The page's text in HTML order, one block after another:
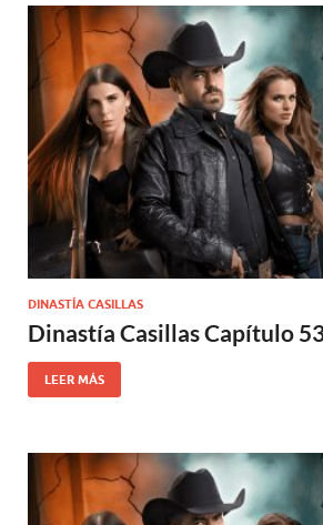
DINASTÍA CASILLAS
Dinastía Casillas Capítulo
LEER MÁS